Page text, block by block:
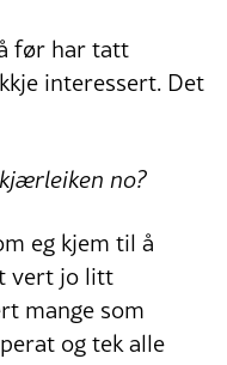
før har tatt
interessert. Det
no?
eg kjem til å
vert jo litt
mange som
og tek alle